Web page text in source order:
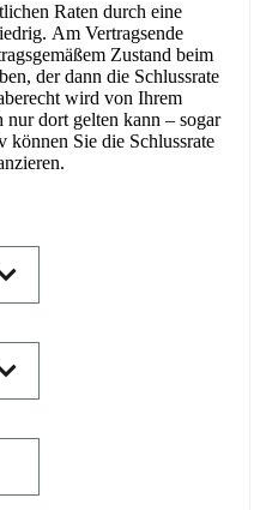
Raten durch eine
Am Vertragsende
Zustand beim
der dann die Schlussrate
wird von Ihrem
nur dort gelten kann – sogar
Sie die Schlussrate